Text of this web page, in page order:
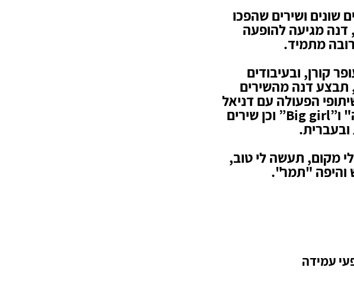
שונים ושירים שהפכו
מגיעה להופעה
מתמיד.
קורן, ובעיבודים
תבצע דנה מהשירים
הפעולה עם דניאל
סלומון, משני אלבומיה הקודמים "אשליה" ו”Big girl” וכן שירים
לי מקום, תעשה לי טוב,
עמידה